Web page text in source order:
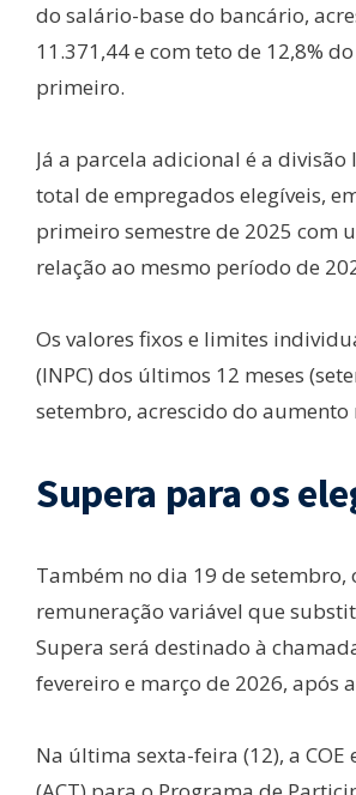
do salário-base do bancário,
11.371,44 e com teto de 12,8%
primeiro.
Já a parcela adicional é a
total de empregados elegíveis,
primeiro semestre de 2025 com
relação ao mesmo período de
Os valores fixos e limites
(INPC) dos últimos 12 meses
setembro, acrescido do aumento
Supera para os
Também no dia 19 de
remuneração variável que
Supera será destinado à
fevereiro e março de 2026, após
Na última sexta-feira (12), a